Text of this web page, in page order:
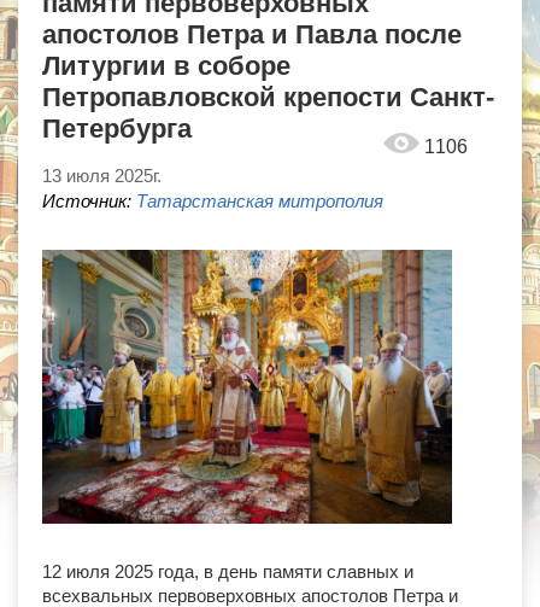
апостолов Петра и Павла после
Литургии в соборе
Петропавловской крепости Санкт-
Петербурга
1106
13 июля 2025г.
Источник: Татарстанская митрополия
12 июля 2025 года, в день памяти славных и
всехвальных первоверховных апостолов Петра и